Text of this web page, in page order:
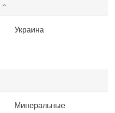
Украина
Минеральные